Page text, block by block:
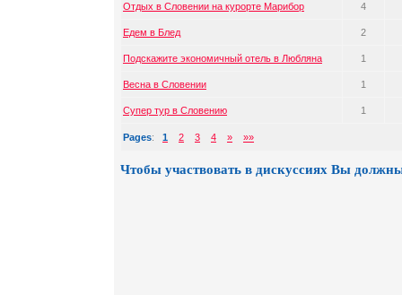
Отдых в Словении на курорте Марибор 4
Едем в Блед 2
Подскажите экономичный отель в Любляна 1
Весна в Словении 1
Супер тур в Словению 1
Pages: 1 2 3 4 » »»
Чтобы участвовать в дискуссиях Вы